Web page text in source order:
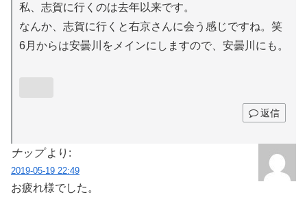
私、志賀に行くのは去年以来です。
なんか、志賀に行くと右京さんに会う感じですね。笑
6月からは安曇川をメインにしますので、安曇川にも。
返信
ナップ より:
2019-05-19 22:49
お疲れ様でした。